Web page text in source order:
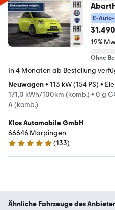
E-
19%
Ohne
In 4 Monaten ab Bestellung
Neuwagen• 113 kW (154 PS) •
171,0 kWh/100km (komb.) • 0 g
A (komb.)
Klos Automobile GmbH
66646 Marpingen
5 Sterne
(133)
Ähnliche Fahrzeuge des